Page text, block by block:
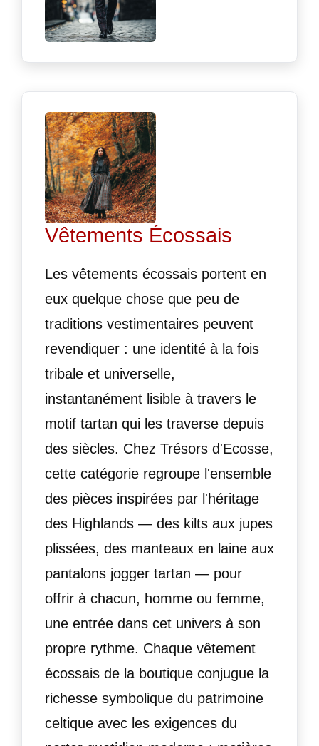
Vêtements Écossais
Les vêtements écossais portent en
eux quelque chose que peu de
traditions vestimentaires peuvent
revendiquer : une identité à la fois
tribale et universelle,
instantanément lisible à travers le
motif tartan qui les traverse depuis
des siècles. Chez Trésors d'Ecosse,
cette catégorie regroupe l'ensemble
des pièces inspirées par l'héritage
des Highlands — des kilts aux jupes
plissées, des manteaux en laine aux
pantalons jogger tartan — pour
offrir à chacun, homme ou femme,
une entrée dans cet univers à son
propre rythme. Chaque vêtement
écossais de la boutique conjugue la
richesse symbolique du patrimoine
celtique avec les exigences du